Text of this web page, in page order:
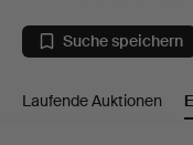
bei
Örebro
Suche speichern
Laufende Auktionen